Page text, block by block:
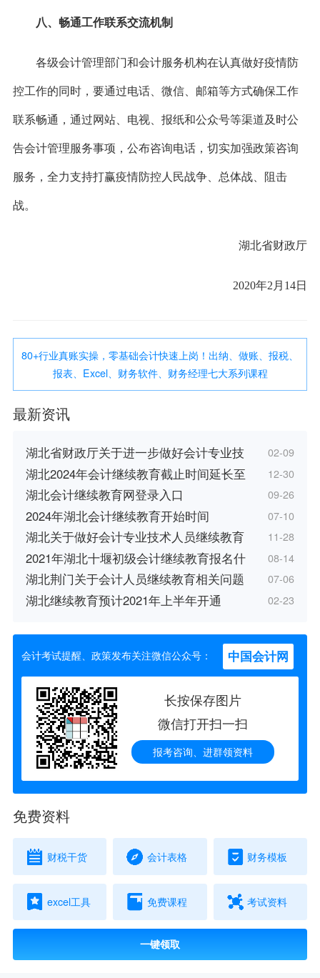
八、畅通工作联系交流机制
各级会计管理部门和会计服务机构在认真做好疫情防
控工作的同时，要通过电话、微信、邮箱等方式确保工作
联系畅通，通过网站、电视、报纸和公众号等渠道及时公
告会计管理服务事项，公布咨询电话，切实加强政策咨询
服务，全力支持打赢疫情防控人民战争、总体战、阻击
战。
湖北省财政厅
2020年2月14日
80+行业真账实操，零基础会计快速上岗！出纳、做账、报税、
报表、Excel、财务软件、财务经理七大系列课程
最新资讯
湖北省财政厅关于进一步做好会计专业技 02-09
湖北2024年会计继续教育截止时间延长至 12-30
湖北会计继续教育网登录入口 09-26
2024年湖北会计继续教育开始时间 07-10
湖北关于做好会计专业技术人员继续教育 11-28
2021年湖北十堰初级会计继续教育报名什 08-14
湖北荆门关于会计人员继续教育相关问题 07-06
湖北继续教育预计2021年上半年开通 02-23
会计考试提醒、政策发布关注微信公众号： 中国会计网
长按保存图片
微信打开扫一扫
报考咨询、进群领资料
免费资料
财税干货 会计表格 财务模板
excel工具 免费课程 考试资料
一键领取